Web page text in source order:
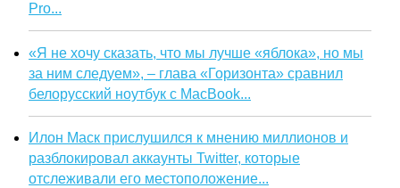
Pro...
«Я не хочу сказать, что мы лучше «яблока», но мы
за ним следуем», – глава «Горизонта» сравнил
белорусский ноутбук с MacBook...
Илон Маск прислушился к мнению миллионов и
разблокировал аккаунты Twitter, которые
отслеживали его местоположение...